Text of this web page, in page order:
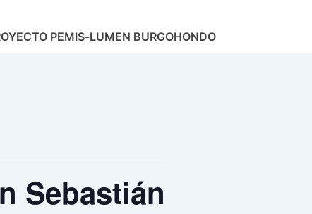
PEMIS-LUMEN BURGOHONDO
Sebastián